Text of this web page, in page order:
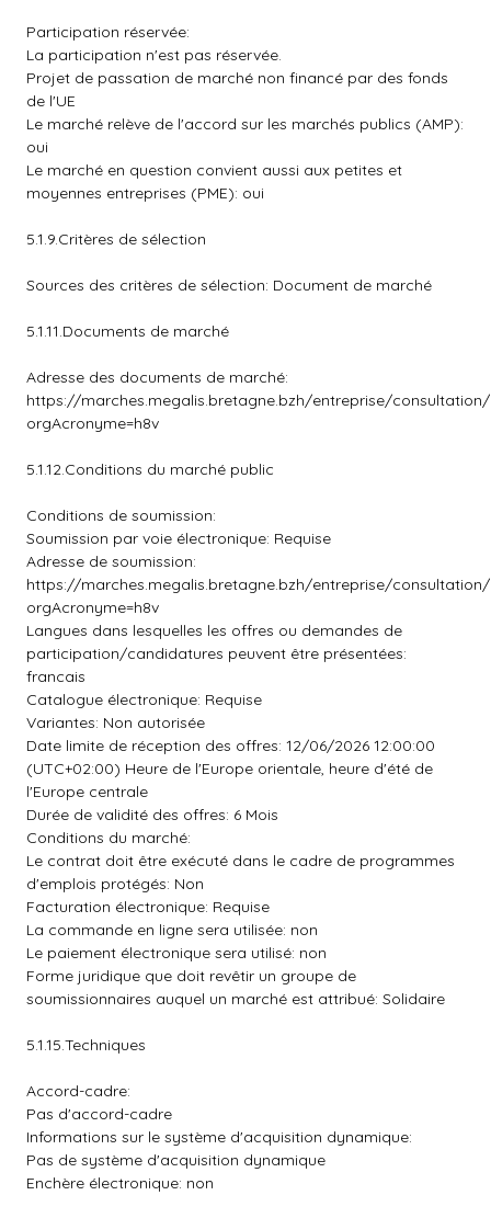
Participation réservée:
La participation n'est pas réservée.
Projet de passation de marché non financé par des fonds
de l'UE
Le marché relève de l'accord sur les marchés publics (AMP):
oui
Le marché en question convient aussi aux petites et
moyennes entreprises (PME): oui
5.1.9.Critères de sélection
Sources des critères de sélection: Document de marché
5.1.11.Documents de marché
Adresse des documents de marché:
https://marches.megalis.bretagne.bzh/entreprise/consultation/
orgAcronyme=h8v
5.1.12.Conditions du marché public
Conditions de soumission:
Soumission par voie électronique: Requise
Adresse de soumission:
https://marches.megalis.bretagne.bzh/entreprise/consultation/
orgAcronyme=h8v
Langues dans lesquelles les offres ou demandes de
participation/candidatures peuvent être présentées:
francais
Catalogue électronique: Requise
Variantes: Non autorisée
Date limite de réception des offres: 12/06/2026 12:00:00
(UTC+02:00) Heure de l'Europe orientale, heure d'été de
l'Europe centrale
Durée de validité des offres: 6 Mois
Conditions du marché:
Le contrat doit être exécuté dans le cadre de programmes
d'emplois protégés: Non
Facturation électronique: Requise
La commande en ligne sera utilisée: non
Le paiement électronique sera utilisé: non
Forme juridique que doit revêtir un groupe de
soumissionnaires auquel un marché est attribué: Solidaire
5.1.15.Techniques
Accord-cadre:
Pas d'accord-cadre
Informations sur le système d'acquisition dynamique:
Pas de système d'acquisition dynamique
Enchère électronique: non